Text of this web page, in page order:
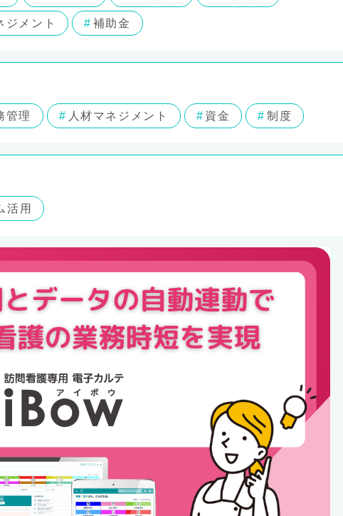
ジメント 補助金
管理 人材マネジメント 資金 制度
活用